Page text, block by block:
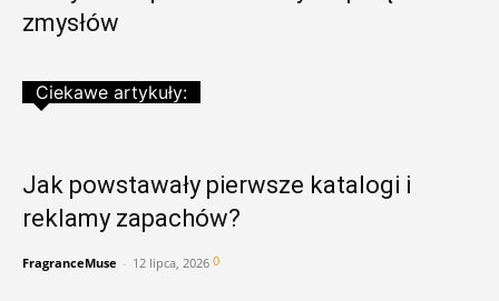
zmysłów
Ciekawe artykuły:
Jak powstawały pierwsze katalogi i
reklamy zapachów?
FragranceMuse - 12 lipca, 2026 0